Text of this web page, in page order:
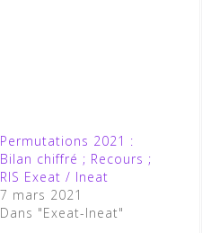
Permutations 2021 :
Bilan chiffré ; Recours ;
RIS Exeat / Ineat
7 mars 2021
Dans "Exeat-Ineat"